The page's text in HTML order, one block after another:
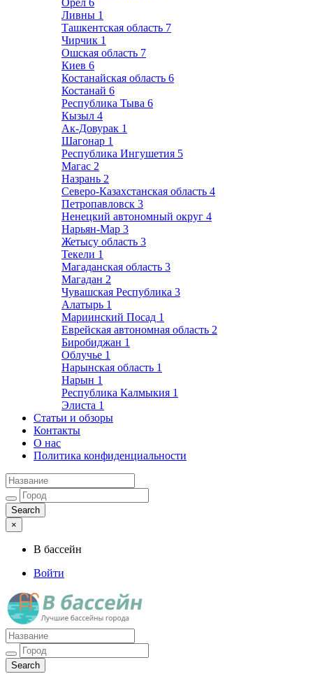
Орел 6
Ливны 1
Ташкентская область 7
Чирчик 1
Ошская область 7
Киев 6
Костанайская область 6
Костанай 6
Республика Тыва 6
Кызыл 4
Ак-Довурак 1
Шагонар 1
Республика Ингушетия 5
Магас 2
Назрань 2
Северо-Казахстанская область 4
Петропавловск 3
Ненецкий автономный округ 4
Нарьян-Мар 3
Жетысу область 3
Текели 1
Магаданская область 3
Магадан 2
Чувашская Республика 3
Алатырь 1
Мариинский Посад 1
Еврейская автономная область 2
Биробиджан 1
Облучье 1
Нарынская область 1
Нарын 1
Республика Калмыкия 1
Элиста 1
Статьи и обзоры
Контакты
О нас
Политика конфиденциальности
×
В бассейн
Войти
Лучшие бассейны города